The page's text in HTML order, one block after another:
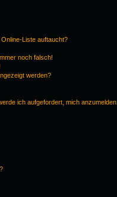
Liste auftaucht?
noch falsch!
werden?
ich aufgefordert, mich anzumelden.